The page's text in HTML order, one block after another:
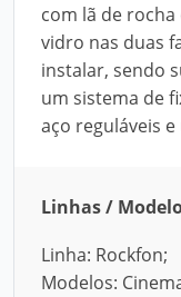
com lã de
vidro nas duas
instalar, sendo
um sistema de
aço reguláveis
Linhas /
Linha: Rockfon;
Modelos: